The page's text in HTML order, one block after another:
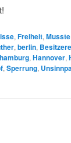
, Freiheit,
, berlin,
hamburg, Hannover,
, Sperrung,